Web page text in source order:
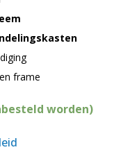
frame
worden)